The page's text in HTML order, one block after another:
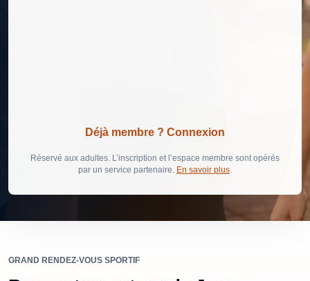
Déjà membre ? Connexion
Réservé aux adultes. L’inscription et l’espace membre sont opérés
par un service partenaire. En savoir plus.
GRAND RENDEZ-VOUS SPORTIF